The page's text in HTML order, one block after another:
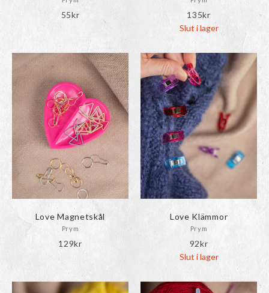
55kr 135kr
Slut i lager
Love Magnetskål
Prym
129kr
Love Klämmor
Prym
92kr
Slut i lager